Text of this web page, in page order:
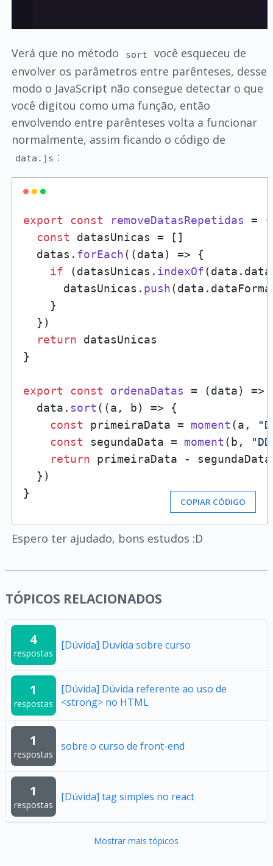
Verá que no método sort
você esqueceu de
envolver os parâmetros entre parênteses, desse
modo o JavaScript não consegue detectar o que
você digitou como uma função, então
envolvendo entre parênteses volta a funcionar
normalmente, assim ficando o código de
data.js :
export const removeDatasRepetidas = (
const datasUnicas = []
  datas.
forEach( (data) => {
if (datasUnicas. indexOf(data.
      datasUnicas.
push(data.
    }
  })
return datasUnicas
}
export const ordenaDatas = (data) =>
  data.
sort ( (a, b) => {
const primeiraData = moment (a,
const segundaData = moment (b,
return primeiraData - segundaData
  })
}
COPIAR CÓDIGO
Espero ter ajudado, bons estudos :D
TÓPICOS RELACIONADOS
4
respostas
[Dúvida] Duvida sobre curso
1
respostas
[Dúvida] Dúvida referente ao uso de
<strong> no HTML
1
respostas
sobre o curso de front-end
1
respostas
[Dúvida] tag simples no react
Mostrar mais tópicos